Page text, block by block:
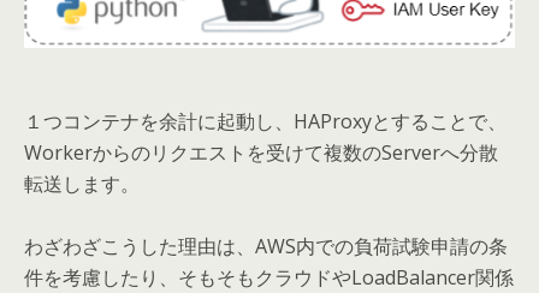
１つコンテナを余計に起動し、HAProxyとすることで、
Workerからのリクエストを受けて複数のServerへ分散
転送します。
わざわざこうした理由は、AWS内での負荷試験申請の条
件を考慮したり、そもそもクラウドやLoadBalancer関係